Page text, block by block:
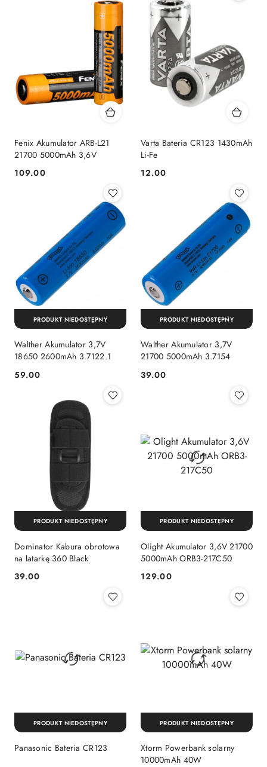
Fenix Akumulator ARB-L21
21700 5000mAh 3,6V
Cena:
109.00
Varta Bateria CR123 1430mAh
Li-Fe
Cena:
12.00
Walther Akumulator 3,7V
18650 2600mAh 3.7122.1
Cena:
59.00
PRODUKT NIEDOSTĘPNY
Walther Akumulator 3,7V
21700 5000mAh 3.7154
Cena:
39.00
PRODUKT NIEDOSTĘPNY
Dominator Kabura obrotowa
na latarkę 360 Black
Cena:
39.00
PRODUKT NIEDOSTĘPNY
Olight Akumulator 3,6V 21700
5000mAh ORB3-217C50
Cena:
129.00
PRODUKT NIEDOSTĘPNY
Panasonic Bateria CR123
PRODUKT NIEDOSTĘPNY
Xtorm Powerbank solarny
10000mAh 40W
PRODUKT NIEDOSTĘPNY